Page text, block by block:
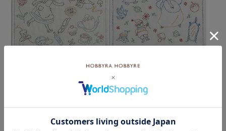
【8/10予約】刺し子 アリス 【8/10予約】刺し子 白雪姫
¥572